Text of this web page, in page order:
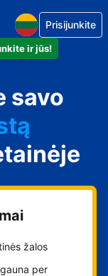
ir jūs!
Prisijunkite
savo
žalos
per